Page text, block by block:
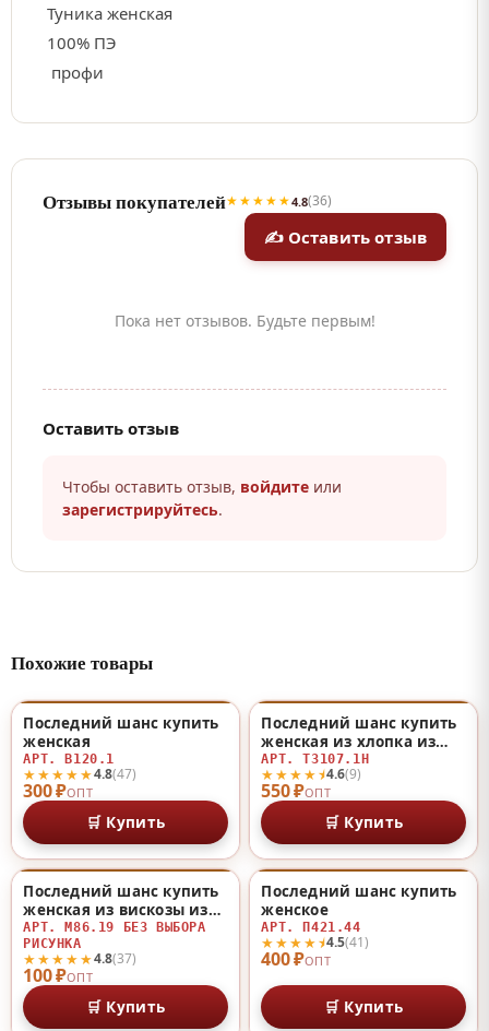
Туника женская
100% ПЭ
профи
Отзывы покупателей★★★★★4.8(36)
✍ Оставить отзыв
Пока нет отзывов. Будьте первым!
Оставить отзыв
Чтобы оставить отзыв, войдите или
зарегистрируйтесь.
Похожие товары
♡
300 ₽ОПТ
★★★★★4.8(47)
Последний шанс купить
женская
АРТ. В120.1
🛒 Купить
♡
550 ₽ОПТ
★★★★⯨4.6(9)
Последний шанс купить
женская из хлопка из
хлопка
АРТ. Т3107.1Н
🛒 Купить
♡
100 ₽ОПТ
★★★★★4.8(37)
Последний шанс купить
женская из вискозы из
вискозы
АРТ. М86.19 БЕЗ ВЫБОРА
РИСУНКА
🛒 Купить
♡
400 ₽ОПТ
★★★★⯨4.5(41)
Последний шанс купить
женское
АРТ. П421.44
🛒 Купить